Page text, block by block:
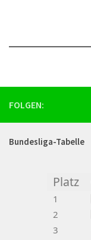
FOLGEN:
Bundesliga-Tabelle
Platz
1
2
3